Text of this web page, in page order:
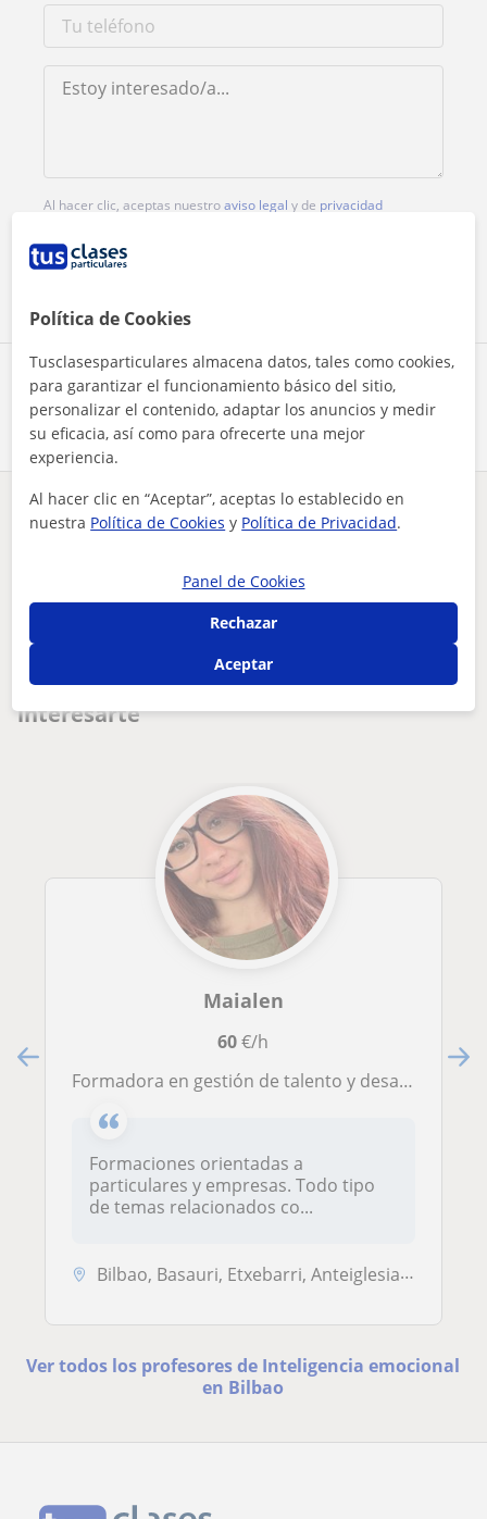
Comparte a este profesor
Al hacer clic, aceptas nuestroaviso legal y de privacidad
¿Hay algún error en este perfil?Cuéntanos
Inteligencia emocional
soy una persona empática, motivada, proactiva y perseverante...
Otros profesores de Inteligencia
emocional en Bilbao que pueden
interesarte
Maialen
60€/h
Formadora en gestión de talento y desarrollo de personas.
Formaciones orientadas a
particulares y empresas. Todo tipo
de temas relacionados co...
Bilbao, Basauri, Etxebarri, Anteiglesia de San Esteban-Etxebarri Do, ...
Ver todos los profesores de Inteligencia emocional
en Bilbao
Política de Cookies
Tusclasesparticulares almacena datos, tales como cookies,
para garantizar el funcionamiento básico del sitio,
personalizar el contenido, adaptar los anuncios y medir
su eficacia, así como para ofrecerte una mejor
experiencia.
Al hacer clic en “Aceptar”, aceptas lo establecido en
nuestra Política de Cookies y Política de Privacidad.
Panel de Cookies
Rechazar
Aceptar